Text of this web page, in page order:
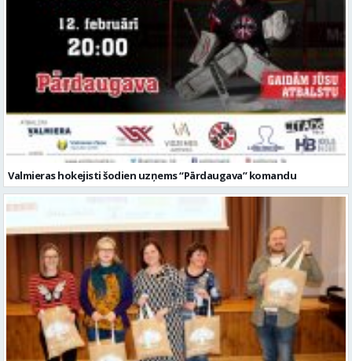
Valmieras hokejisti šodien uzņems “Pārdaugava” komandu